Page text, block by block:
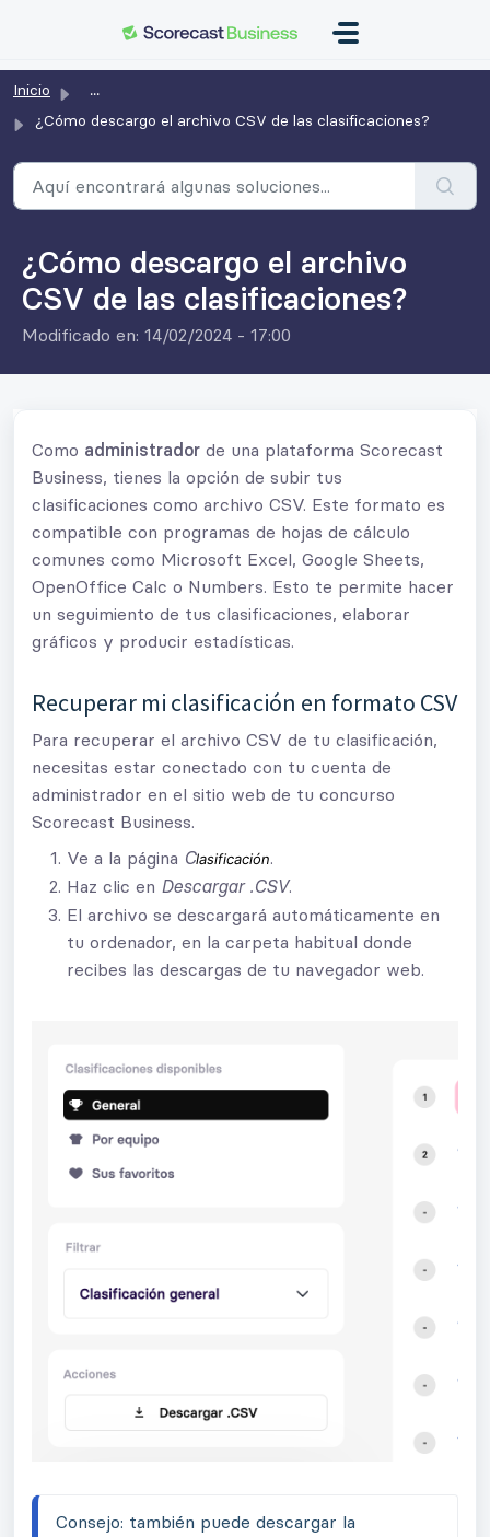
Inicio
...
¿Cómo descargo el archivo CSV de las clasificaciones?
¿Cómo descargo el archivo
CSV de las clasificaciones?
Modificado en: 14/02/2024 - 17:00
Como administrador de una plataforma Scorecast
Business, tienes la opción de subir tus
clasificaciones como archivo CSV. Este formato es
compatible con programas de hojas de cálculo
comunes como Microsoft Excel, Google Sheets,
OpenOffice Calc o Numbers. Esto te permite hacer
un seguimiento de tus clasificaciones, elaborar
gráficos y producir estadísticas.
Recuperar mi clasificación en formato CSV
Para recuperar el archivo CSV de tu clasificación,
necesitas estar conectado con tu cuenta de
administrador en el sitio web de tu concurso
Scorecast Business.
Ve a la página Clasificación.
Haz clic en Descargar .CSV.
El archivo se descargará automáticamente en
tu ordenador, en la carpeta habitual donde
recibes las descargas de tu navegador web.
Consejo: también puede descargar la